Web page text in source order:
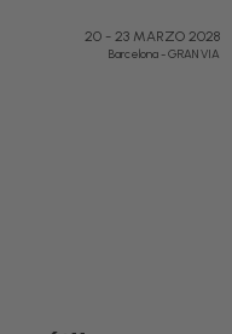
20 - 23 MARZO 2028
Barcelona-GRAN VIA